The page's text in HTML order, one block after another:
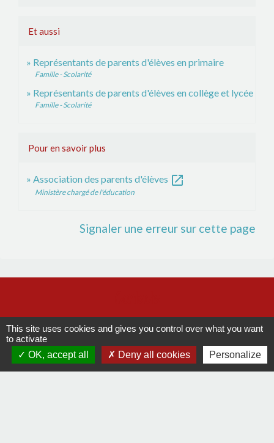
Et aussi
Représentants de parents d'élèves en primaire
Famille - Scolarité
Représentants de parents d'élèves en collège et lycée
Famille - Scolarité
Pour en savoir plus
Association des parents d'élèves open_in_new
Ministère chargé de l'éducation
Signaler une erreur sur cette page
Commune de La Remaudière
22, rue Olivier de Clisson
44430 La Remaudière - FRANCE
+33 2 40 33 72 30
This site uses cookies and gives you control over what you want
to activate
OK, accept all
Deny all cookies Personalize